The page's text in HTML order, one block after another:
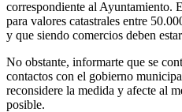
correspondiente al Ayuntamiento.
para valores catastrales entre
y que siendo comercios deben
No obstante, informarte que se
contactos con el gobierno
reconsidere la medida y afecte al
posible.